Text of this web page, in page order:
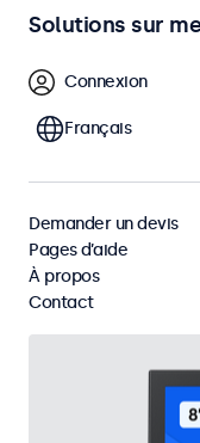
Moniteurs RCA
professionnelles et
RCA offrent des
options de montage
intégrés facilement
environnement.
RCA 4:3 / 5:4
Solutions sur
Connexion
Français
Demander un devis
Pages d’aide
À propos
Contact